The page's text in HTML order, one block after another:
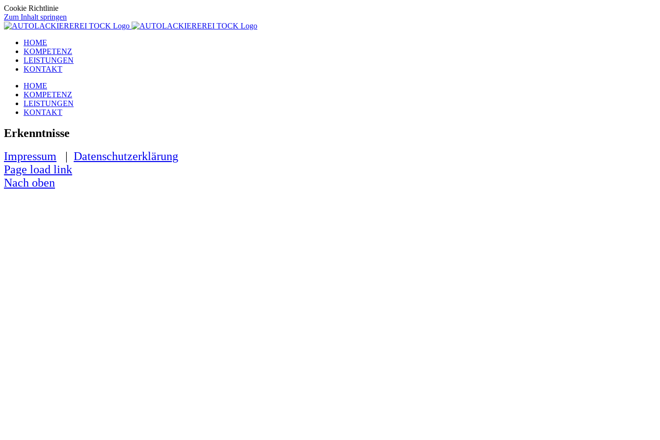
Cookie Richtlinie
Zum Inhalt springen
HOME
KOMPETENZ
LEISTUNGEN
KONTAKT
HOME
KOMPETENZ
LEISTUNGEN
KONTAKT
Erkenntnisse
Impressum | Datenschutzerklärung
Page load link
Nach oben